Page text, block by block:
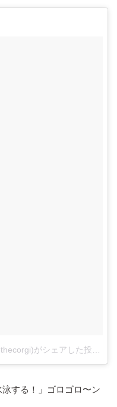
がシェアした投稿
泳する！」ゴロゴロ〜ン